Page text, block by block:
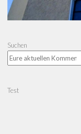
Suchen
Test